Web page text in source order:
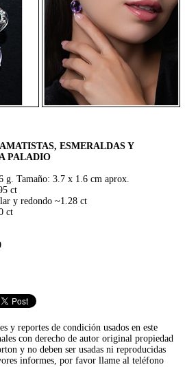
ESMERALDAS Y
PALADIO
g. Tamaño: 3.7 x 1.6 cm aprox.
ct
y redondo ~1.28 ct
ct
y reportes de condición usados en este
con derecho de autor original propiedad
y no deben ser usadas ni reproducidas
informes, por favor llame al teléfono